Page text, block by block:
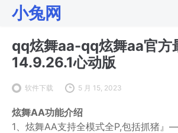
小兔网
qq炫舞aa-qq炫舞aa官方
14.9.26.1心动版
软件下载 5 月 15, 2023
炫舞AA功能介绍
1、炫舞AA支持全模式全P,包括抓猪』